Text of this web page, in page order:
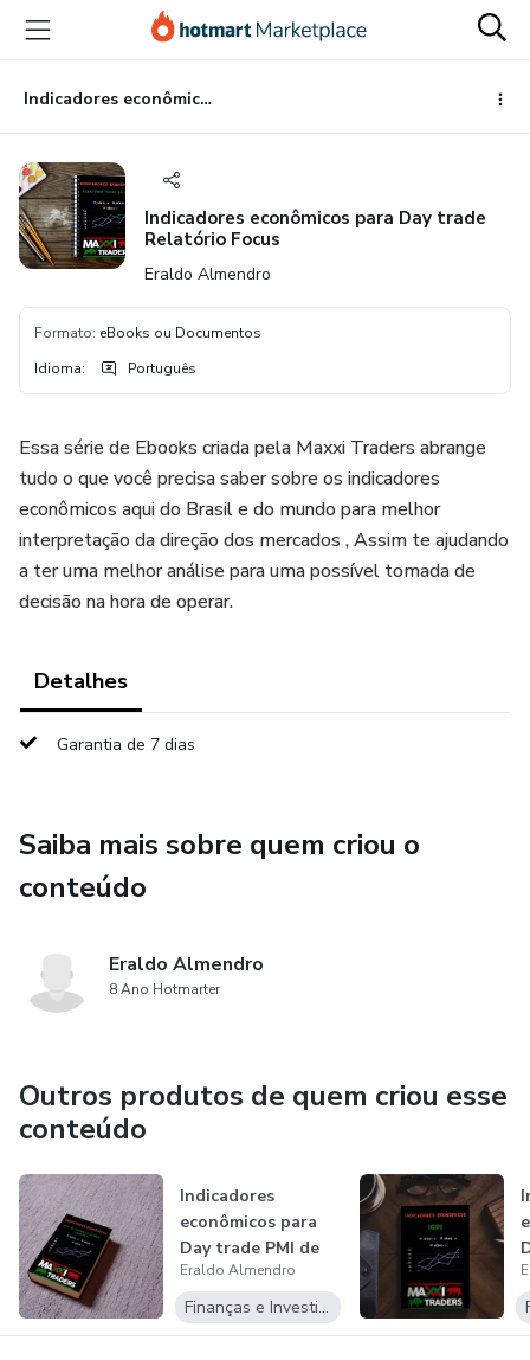
para
conteúdo
principal
para
pagamento
para
rodapé
Indicadores econômicos para Day trade Relatório Focus
Indicadores econômicos para Day trade
Relatório Focus
Eraldo Almendro
Formato: eBooks ou Documentos
Idioma: Português
Essa série de Ebooks criada pela Maxxi Traders abrange
tudo o que você precisa saber sobre os indicadores
econômicos aqui do Brasil e do mundo para melhor
interpretação da direção dos mercados , Assim te ajudando
a ter uma melhor análise para uma possível tomada de
decisão na hora de operar.
Detalhes
Garantia de 7 dias
Saiba mais sobre quem criou o
conteúdo
Eraldo Almendro
8 Ano Hotmarter
Outros produtos de quem criou esse
conteúdo
Indicadores
econômicos para
Day trade PMI de
Serviços Brasil
Eraldo Almendro
Finanças e Investimentos